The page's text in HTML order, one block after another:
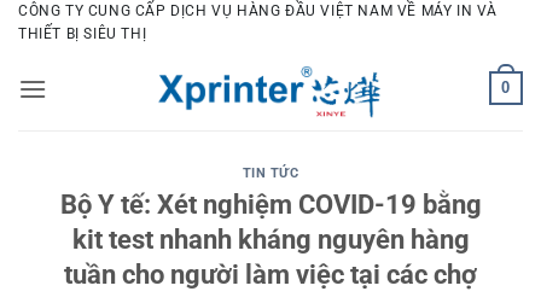
Bỏ
qua
dung
CÔNG TY CUNG CẤP DỊCH VỤ HÀNG ĐẦU VIỆT NAM VỀ MÁY IN VÀ
THIẾT BỊ SIÊU THỊ
0
TIN TỨC
Bộ Y tế: Xét nghiệm COVID-19 bằng
kit test nhanh kháng nguyên hàng
tuần cho người làm việc tại các chợ